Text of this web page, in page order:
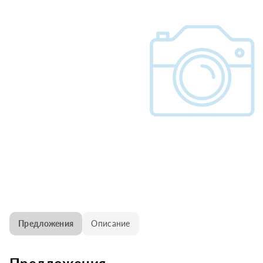
Предложения Описание